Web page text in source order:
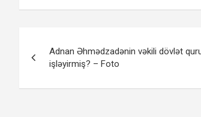
naviqasiyası
Adnan Əhmədzadənin vəkili dövlət
işləyirmiş? – Foto